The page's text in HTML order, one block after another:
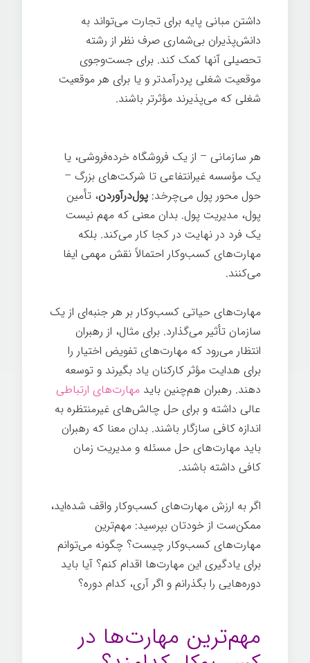
داشتن مبانی پایه برای تجارت می‌تواند به
دانش‌پذیران بی‌شماری صرف نظر از رشته
تحصیلی آنها کمک کند. برای جست‌وجوی
موقعیت شغلی پردرآمدتر و یا برای هر موقعیت
شغلی که می‌پذیرند مؤثرتر باشند.
هر سازمانی – از یک فروشگاه خرده‌فروشی، یا
یک مؤسسه غیرانتفاعی تا شرکت‌های بزرگ –
حول محور پول می‌چرخد: پول‌درآوردن، تأمین
پول، مدیریت پول. بدان معنی که مهم نیست
یک فرد در نهایت در کجا کار می‌کند. بلکه
مهارت‌های کسب‌وکار احتمالاً نقش مهمی ایفا
می‌کنند.
مهارت‌های حیاتی کسب‌وکار بر هر جنبه‌ای از یک
سازمان تأثیر می‌گذارد. برای مثال، از رهبران
انتظار می‌رود که مهارت‌های تفویض اختیار را
برای هدایت مؤثر کارکنان یاد بگیرند و توسعه
دهند. رهبران هم‌چنین باید مهارت‌های ارتباطی
عالی داشته و برای حل چالش‌های غیرمنتظره به
اندازه کافی سازگار باشند. بدان معنا که رهبران
باید مهارت‌های حل مسئله و مدیریت زمان
کافی داشته باشند.
اگر به ارزش مهارت‌های کسب‌وکار واقف شده‌اید،
ممکن‌ست از خودتان بپرسید: مهم‌ترین
مهارت‌های کسب‌وکار چیست؟ چگونه می‌توانم
برای یادگیری این مهارت‌ها اقدام کنم؟ آیا باید
دوره‌هایی را بگذرانم و اگر آری، کدام دوره؟
مهم‌ترین مهارت‌ها در